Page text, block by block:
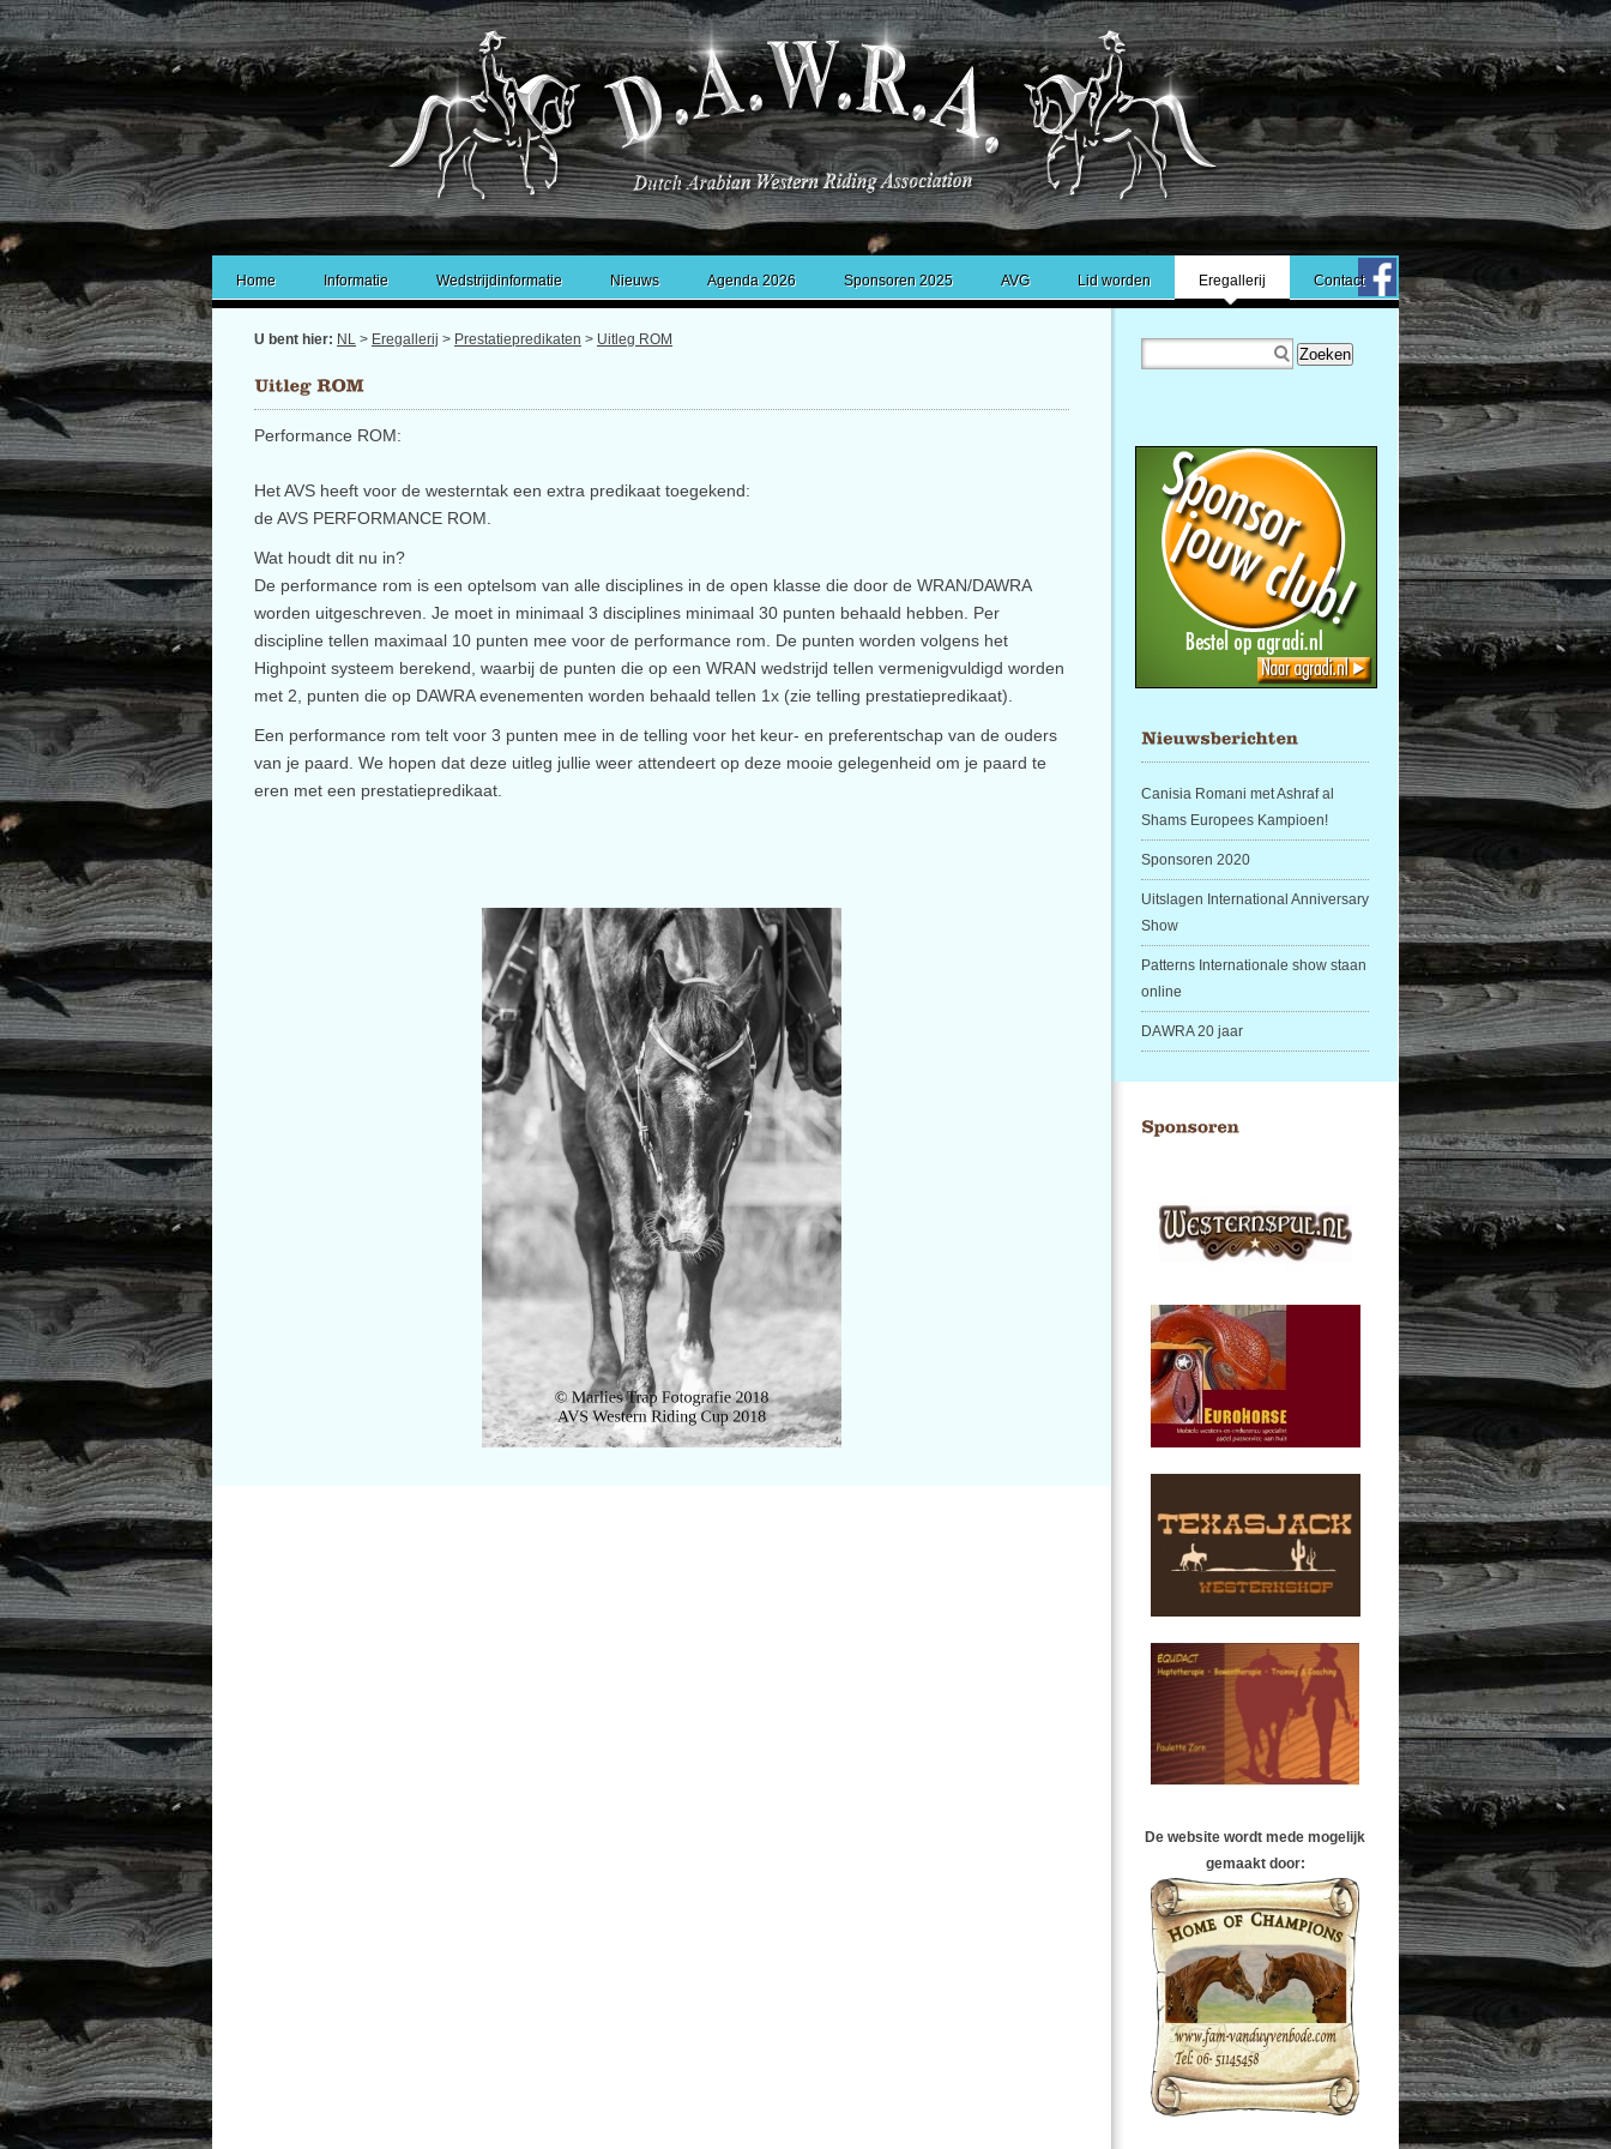
Home Informatie Wedstrijdinformatie Nieuws Agenda 2026 Sponsoren 2025 AVG Lid worden Eregallerij Contact
U bent hier: NL > Eregallerij > Prestatiepredikaten > Uitleg ROM
Performance ROM:
Het AVS heeft voor de westerntak een extra predikaat toegekend:
de AVS PERFORMANCE ROM.
Wat houdt dit nu in?
De performance rom is een optelsom van alle disciplines in de open klasse die door de WRAN/DAWRA
worden uitgeschreven. Je moet in minimaal 3 disciplines minimaal 30 punten behaald hebben. Per
discipline tellen maximaal 10 punten mee voor de performance rom. De punten worden volgens het
Highpoint systeem berekend, waarbij de punten die op een WRAN wedstrijd tellen vermenigvuldigd worden
met 2, punten die op DAWRA evenementen worden behaald tellen 1x (zie telling prestatiepredikaat).
Een performance rom telt voor 3 punten mee in de telling voor het keur- en preferentschap van de ouders
van je paard. We hopen dat deze uitleg jullie weer attendeert op deze mooie gelegenheid om je paard te
eren met een prestatiepredikaat.
Canisia Romani met Ashraf al
Shams Europees Kampioen!
Sponsoren 2020
Uitslagen International Anniversary
Show
Patterns Internationale show staan
online
DAWRA 20 jaar
De website wordt mede mogelijk
gemaakt door: